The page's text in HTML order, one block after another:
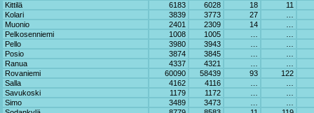
Kittilä
6183 6028 18
11
Kolari
3839 3773 27
Muonio
2401 2309 14
Pelkosenniemi
1008 1005
Pello
3980 3943
Posio
3874 3845
Ranua
4337 4321
Rovaniemi
60090 58439 93
122
Salla
4162 4116
Savukoski
1179 1172
Simo
3489 3473